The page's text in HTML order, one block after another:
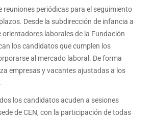
reuniones periódicas para el seguimiento
Desde la subdirección de infancia a
orientadores laborales de la Fundación
los candidatos que cumplen los
al mercado laboral. De forma
empresas y vacantes ajustadas a los
los candidatos acuden a sesiones
de CEN, con la participación de todas